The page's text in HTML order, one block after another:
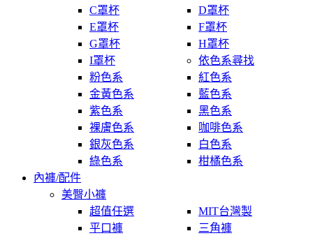
C罩杯
D罩杯
E罩杯
F罩杯
G罩杯
H罩杯
I罩杯
依色系尋找
粉色系
紅色系
金黃色系
藍色系
紫色系
黑色系
裸膚色系
咖啡色系
銀灰色系
白色系
綠色系
柑橘色系
內褲/配件
美臀小褲
超值任選
MIT台灣製
平口褲
三角褲